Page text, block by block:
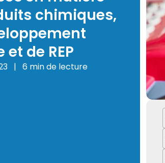
chimiques,
de REP
| 6 min de lecture